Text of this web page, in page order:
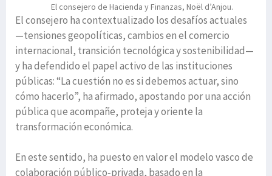
El consejero de Hacienda y Finanzas, Noël d’Anjou.
El consejero ha contextualizado los desafíos actuales
—tensiones geopolíticas, cambios en el comercio
internacional, transición tecnológica y sostenibilidad—
y ha defendido el papel activo de las instituciones
públicas: “La cuestión no es si debemos actuar, sino
cómo hacerlo”, ha afirmado, apostando por una acción
pública que acompañe, proteja y oriente la
transformación económica.
En este sentido, ha puesto en valor el modelo vasco de
colaboración público‑privada, basado en la